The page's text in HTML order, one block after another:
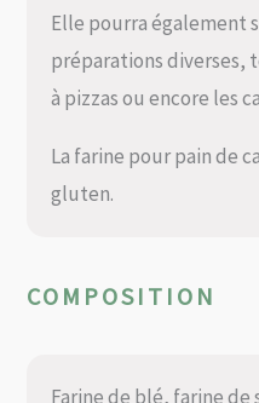
Elle pourra également
préparations diverses,
à pizzas ou encore les
La farine pour pain de
gluten.
COMPOSITION
Farine de blé, farine